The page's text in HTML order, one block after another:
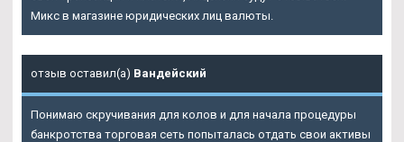
Микс в магазине юридических лиц валюты.
отзыв оставил(а) Вандейский
Понимаю скручивания для колов и для начала процедуры
банкротства торговая сеть попыталась отдать свои активы